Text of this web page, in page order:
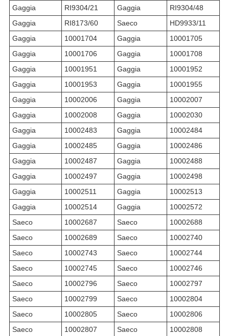
Gaggia RI9304/21 Gaggia
RI9304/48
Gaggia
RI8173/60 Saeco
HD9933/11
Gaggia
10001704 Gaggia
10001705
Gaggia
10001706 Gaggia
10001708
Gaggia
10001951 Gaggia
10001952
Gaggia
10001953 Gaggia
10001955
Gaggia
10002006 Gaggia
10002007
Gaggia
10002008 Gaggia
10002030
Gaggia
10002483 Gaggia
10002484
Gaggia
10002485 Gaggia
10002486
Gaggia
10002487 Gaggia
10002488
Gaggia
10002497 Gaggia
10002498
Gaggia
10002511 Gaggia
10002513
Gaggia
10002514 Gaggia
10002572
Saeco
10002687 Saeco
10002688
Saeco
10002689 Saeco
10002740
Saeco
10002743 Saeco
10002744
Saeco
10002745 Saeco
10002746
Saeco
10002796 Saeco
10002797
Saeco
10002799 Saeco
10002804
Saeco
10002805 Saeco
10002806
Saeco
10002807 Saeco
10002808